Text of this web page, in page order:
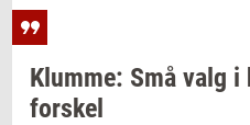
Klum­me: Små valg i
for­skel